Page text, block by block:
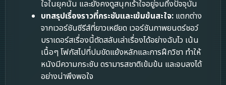
ใจในยุคนั้น และยังคงดูสนุกเร้าใจอยู่จนถึงปัจจุบัน
บทสรุปเรื่องราวที่กระชับและเข้มข้นสะใจ: แตกต่าง
จากเวอร์ชันซีรีส์ที่ยาวเหยียด เวอร์ชันภาพยนตร์ชอว์
บราเดอร์สเรื่องนี้ตัดสลับเล่าเรื่องได้อย่างฉับไว เน้น
เนื้อๆ โฟกัสไปที่ปมขัดแย้งหลักและการฝึกวิชา ทำให้
หนังมีความกระชับ ดรามารสชาติเข้มข้น และจบลงได้
อย่างน่าพึงพอใจ